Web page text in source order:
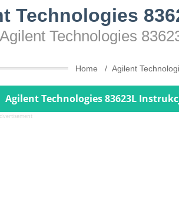
Technologies
Technologies
Home Agilent
Agilent Technologies 83623L